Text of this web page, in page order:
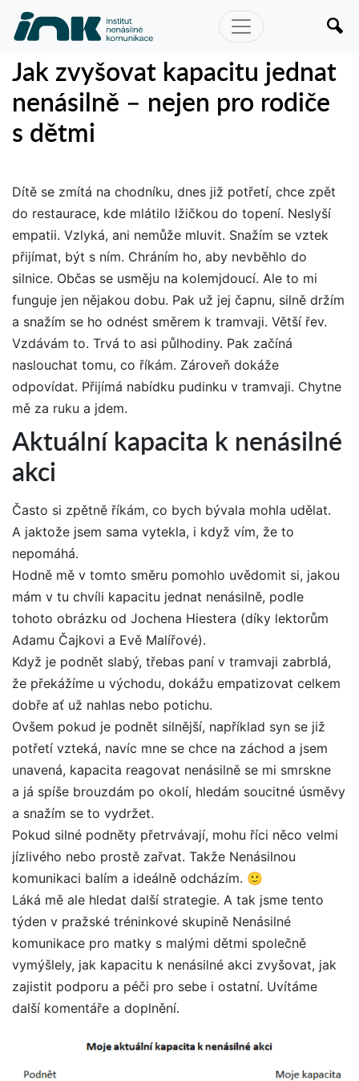
Jak zvyšovat kapacitu jednat
nenásilně – nejen pro rodiče
s dětmi
Dítě se zmítá na chodníku, dnes již potřetí, chce zpět
do restaurace, kde mlátilo lžičkou do topení. Neslyší
empatii. Vzlyká, ani nemůže mluvit. Snažím se vztek
přijímat, být s ním. Chráním ho, aby nevběhlo do
silnice. Občas se usměju na kolemjdoucí. Ale to mi
funguje jen nějakou dobu. Pak už jej čapnu, silně držím
a snažím se ho odnést směrem k tramvaji. Větší řev.
Vzdávám to. Trvá to asi půlhodiny. Pak začíná
naslouchat tomu, co říkám. Zároveň dokáže
odpovídat. Přijímá nabídku pudinku v tramvaji. Chytne
mě za ruku a jdem.
Aktuální kapacita k nenásilné
akci
Často si zpětně říkám, co bych bývala mohla udělat.
A jaktože jsem sama vytekla, i když vím, že to
nepomáhá.
Hodně mě v tomto směru pomohlo uvědomit si, jakou
mám v tu chvíli kapacitu jednat nenásilně, podle
tohoto obrázku od Jochena Hiestera (díky lektorům
Adamu Čajkovi a Evě Malířové).
Když je podnět slabý, třebas paní v tramvaji zabrblá,
že překážíme u východu, dokážu empatizovat celkem
dobře ať už nahlas nebo potichu.
Ovšem pokud je podnět silnější, například syn se již
potřetí vzteká, navíc mne se chce na záchod a jsem
unavená, kapacita reagovat nenásilně se mi smrskne
a já spíše brouzdám po okolí, hledám soucitné úsměvy
a snažím se to vydržet.
Pokud silné podněty přetrvávají, mohu říci něco velmi
jízlivého nebo prostě zařvat. Takže Nenásilnou
komunikaci balím a ideálně odcházím. 🙂
Láká mě ale hledat další strategie. A tak jsme tento
týden v pražské tréninkové skupině Nenásilné
komunikace pro matky s malými dětmi společně
vymýšlely, jak kapacitu k nenásilné akci zvyšovat, jak
zajistit podporu a péči pro sebe i ostatní. Uvítáme
další komentáře a doplnění.